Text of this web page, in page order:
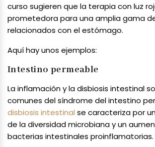
curso sugieren que la terapia con luz
prometedora para una amplia gama
relacionados con el estómago.
Aquí hay unos ejemplos:
Intestino permeable
La inflamación y la disbiosis intestinal
comunes del síndrome del intestino
disbiosis intestinal se caracteriza por
de la diversidad microbiana y un
bacterias intestinales proinflamatorias.